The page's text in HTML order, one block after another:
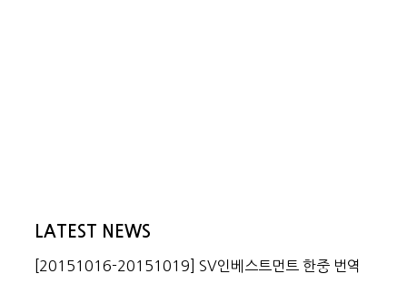
LATEST NEWS
[20151016-20151019] SV인베스트먼트 한중 번역